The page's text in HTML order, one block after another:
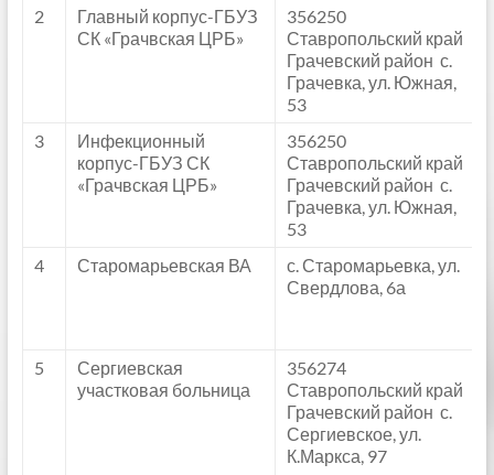
2
Главный корпус-ГБУЗ
СК «Грачвская ЦРБ»
356250
Ставропольский край
Грачевский район с.
Грачевка, ул. Южная,
53
3
Инфекционный
корпус-ГБУЗ СК
«Грачвская ЦРБ»
356250
Ставропольский край
Грачевский район с.
Грачевка, ул. Южная,
53
4 Старомарьевская ВА
с. Старомарьевка, ул.
Свердлова, 6а
5
Сергиевская
участковая больница
356274
Ставропольский край
Грачевский район с.
Сергиевское, ул.
К.Маркса, 97